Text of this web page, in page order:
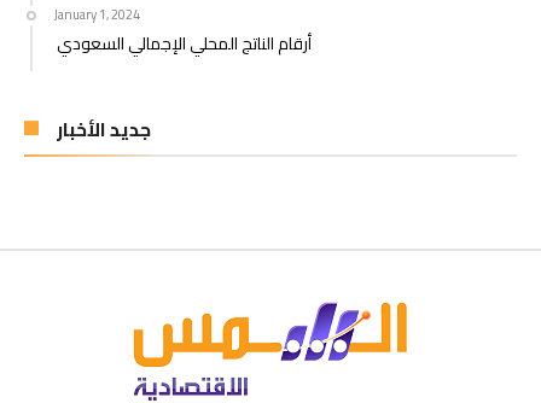
January 1, 2024
أرقام الناتج المحلي الإجمالي السعودي
جديد الأخبار